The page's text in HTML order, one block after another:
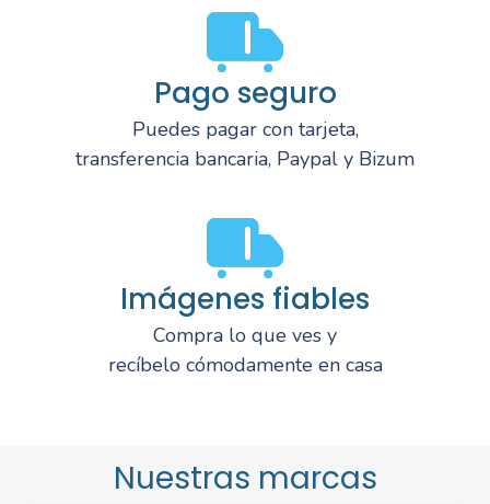
Pago seguro
Puedes pagar con tarjeta,
transferencia bancaria, Paypal y Bizum
Imágenes fiables
Compra lo que ves y
recíbelo cómodamente en casa
Nuestras marcas